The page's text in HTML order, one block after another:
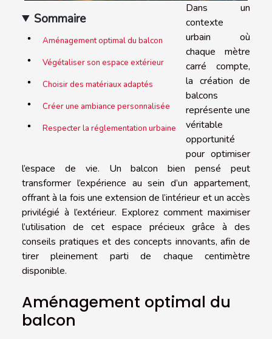
Sommaire
Aménagement optimal du balcon
Végétaliser son espace extérieur
Choisir des matériaux adaptés
Créer une ambiance personnalisée
Respecter la réglementation urbaine
Dans un
contexte
urbain où
chaque mètre
carré compte,
la création de
balcons
représente une
véritable
opportunité
pour optimiser
l’espace de vie. Un balcon bien pensé peut
transformer l’expérience au sein d’un appartement,
offrant à la fois une extension de l’intérieur et un accès
privilégié à l’extérieur. Explorez comment maximiser
l’utilisation de cet espace précieux grâce à des
conseils pratiques et des concepts innovants, afin de
tirer pleinement parti de chaque centimètre
disponible.
Aménagement optimal du
balcon